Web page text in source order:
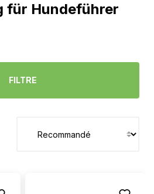
für Hundeführer
FILTRE